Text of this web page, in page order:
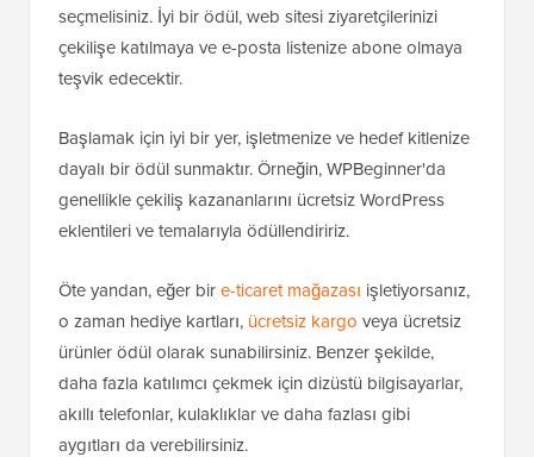
seçmelisiniz. İyi bir ödül, web sitesi ziyaretçilerinizi
çekilişe katılmaya ve e-posta listenize abone olmaya
teşvik edecektir.
Başlamak için iyi bir yer, işletmenize ve hedef kitlenize
dayalı bir ödül sunmaktır. Örneğin, WPBeginner'da
genellikle çekiliş kazananlarını ücretsiz WordPress
eklentileri ve temalarıyla ödüllendiririz.
Öte yandan, eğer bire-ticaret mağazası işletiyorsanız,
o zaman hediye kartları, ücretsiz kargo veya ücretsiz
ürünler ödül olarak sunabilirsiniz. Benzer şekilde,
daha fazla katılımcı çekmek için dizüstü bilgisayarlar,
akıllı telefonlar, kulaklıklar ve daha fazlası gibi
aygıtları da verebilirsiniz.